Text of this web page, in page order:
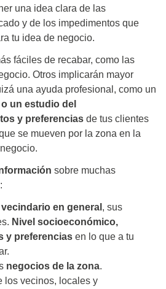
una idea clara de las
y de los impedimentos que
tu idea de negocio.
fáciles de recabar, como las
Otros implicarán mayor
una ayuda profesional, como un
un estudio del
y preferencias de tus clientes
se mueven por la zona en la
sobre muchas
vecindario en general , sus
Nivel socioeconómico,
y preferencias en lo que a tu
negocios de la zona.
los vecinos, locales y